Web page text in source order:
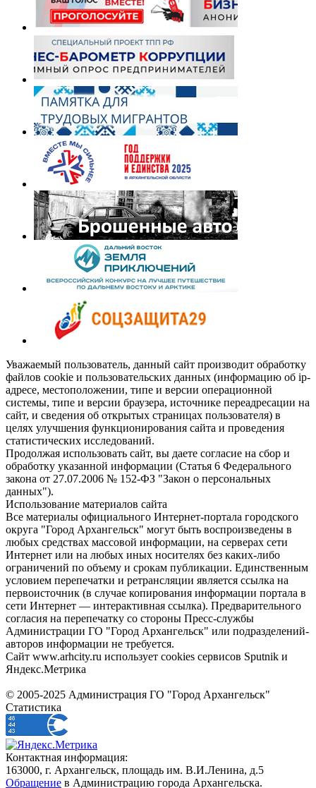
Уважаемый пользователь, данный сайт производит обработку
файлов cookie и пользовательских данных (информацию об ip-
адресе, местоположении, типе и версии операционной
системы, типе и версии браузера, источнике переадресации на
сайт, и сведения об открытых страницах пользователя) в
целях улучшения функционирования сайта и проведения
статистических исследований.
Продолжая использовать сайт, вы даете согласие на сбор и
обработку указанной информации (Статья 6 Федерального
закона от 27.07.2006 № 152-ФЗ "Закон о персональных
данных").
Использование материалов сайта
Все материалы официального Интернет-портала городского
округа "Город Архангельск" могут быть воспроизведены в
любых средствах массовой информации, на серверах сети
Интернет или на любых иных носителях без каких-либо
ограничений по объему и срокам публикации. Единственным
условием перепечатки и ретрансляции является ссылка на
первоисточник (в случае копирования информации портала в
сети Интернет — интерактивная ссылка). Предварительного
согласия на перепечатку со стороны Пресс-службы
Администрации ГО "Город Архангельск" или подразделений-
авторов информации не требуется.
Сайт www.arhcity.ru использует cookies сервисов Sputnik и
Яндекс.Метрика
© 2005-2025 Администрация ГО "Город Архангельск"
Статистика
Контактная информация:
163000, г. Архангельск, площадь им. В.И.Ленина, д.5
Обращение в Администрацию города Архангельска.